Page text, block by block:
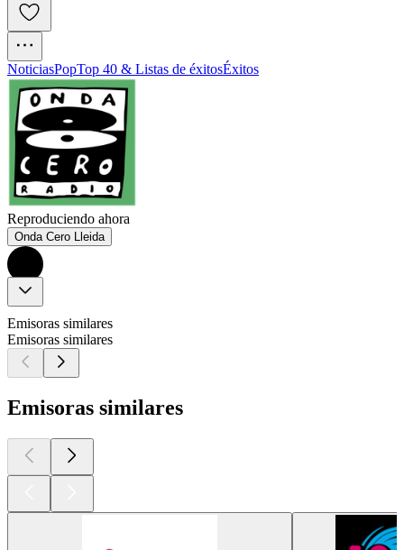
NoticiasPopTop 40 & Listas de éxitosÉxitos
Reproduciendo ahora
Onda Cero Lleida
Emisoras similares
Emisoras similares
Emisoras similares